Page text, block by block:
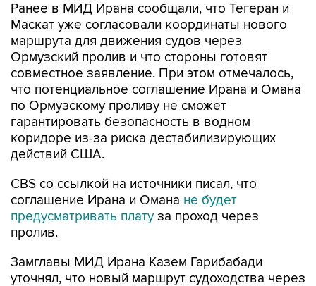
Ранее в МИД Ирана сообщали, что Тегеран и
Маскат уже согласовали координаты нового
маршрута для движения судов через
Ормузский пролив и что стороны готовят
совместное заявление. При этом отмечалось,
что потенциальное соглашение Ирана и Омана
по Ормузскому проливу не сможет
гарантировать безопасность в водном
коридоре из-за риска дестабилизирующих
действий США.
CBS со ссылкой на источники писал, что
соглашение Ирана и Омана не будет
предусматривать плату за проход через
пролив.
Замглавы МИД Ирана Казем Гарибабади
уточнял, что новый маршрут судоходства через